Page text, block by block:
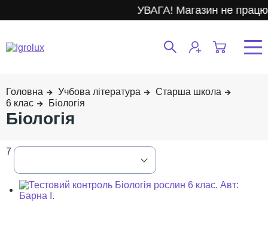
УВАГА! Магазин не працює.
Учбова література
Старша школа
6 клас
Біологія
Біологія
7